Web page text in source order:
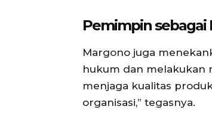
Pemimpin sebagai
Margono juga
hukum dan melakukan
menjaga kualitas
organisasi,” tegasnya.